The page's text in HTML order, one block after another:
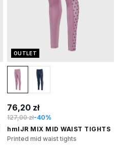
OUTLET
76,20 zł
127,00 zł-40%
hmlJR MIX MID WAIST TIGHTS
Printed mid waist tights